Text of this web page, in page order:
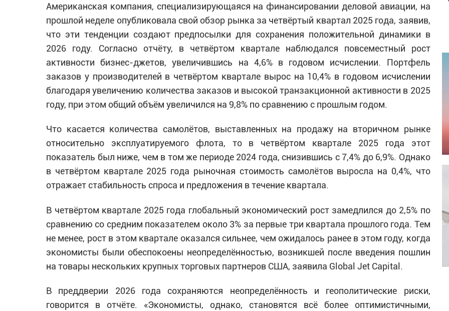
Американская компания, специализирующаяся на финансировании деловой авиации, на
прошлой неделе опубликовала свой обзор рынка за четвёртый квартал 2025 года, заявив,
что эти тенденции создают предпосылки для сохранения положительной динамики в
2026 году. Согласно отчёту, в четвёртом квартале наблюдался повсеместный рост
активности бизнес-джетов, увеличившись на 4,6% в годовом исчислении. Портфель
заказов у производителей в четвёртом квартале вырос на 10,4% в годовом исчислении
благодаря увеличению количества заказов и высокой транзакционной активности в 2025
году, при этом общий объём увеличился на 9,8% по сравнению с прошлым годом.
Что касается количества самолётов, выставленных на продажу на вторичном рынке
относительно эксплуатируемого флота, то в четвёртом квартале 2025 года этот
показатель был ниже, чем в том же периоде 2024 года, снизившись с 7,4% до 6,9%. Однако
в четвёртом квартале 2025 года рыночная стоимость самолётов выросла на 0,4%, что
отражает стабильность спроса и предложения в течение квартала.
В четвёртом квартале 2025 года глобальный экономический рост замедлился до 2,5% по
сравнению со средним показателем около 3% за первые три квартала прошлого года. Тем
не менее, рост в этом квартале оказался сильнее, чем ожидалось ранее в этом году, когда
экономисты были обеспокоены неопределённостью, возникшей после введения пошлин
на товары нескольких крупных торговых партнеров США, заявила Global Jet Capital.
В преддверии 2026 года сохраняются неопределённость и геополитические риски,
говорится в отчёте. «Экономисты, однако, становятся всё более оптимистичными,